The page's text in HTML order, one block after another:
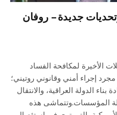
جديدة – روفان
الأخيرة لمكافحة الفساد
إجراء أمني وقانوني روتيني؛
الدولة العراقية، والانتقال
المؤسسات.وتتماشى هذه